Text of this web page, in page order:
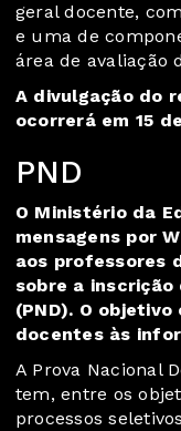
geral docente,
e uma de
área de avaliação
A divulgação do
ocorrerá em 15
PND
O Ministério da
mensagens por
aos professores
sobre a inscrição
(PND). O
docentes às
A Prova Nacional
tem, entre os
processos